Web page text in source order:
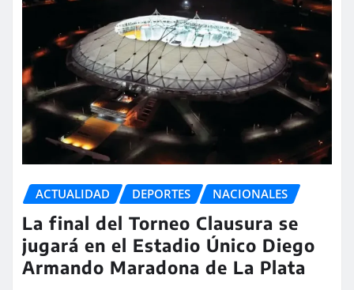
ACTUALIDAD DEPORTES NACIONALES
La final del Torneo Clausura se
jugará en el Estadio Único Diego
Armando Maradona de La Plata